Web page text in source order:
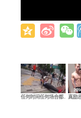
任何时间任何场合都… 真励